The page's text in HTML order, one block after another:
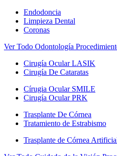
Endodoncia
Limpieza Dental
Coronas
Ver Todo Odontología
Cirugía Ocular LASIK
Cirugía De Cataratas
Círugia Ocular SMILE
Cirugía Ocular PRK
Trasplante De Córnea
Tratamiento de Estrabismo
Trasplante de Córnea